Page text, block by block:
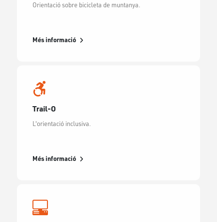
Orientació sobre bicicleta de muntanya.
Més informació
Trail-O
L'orientació inclusiva.
Més informació